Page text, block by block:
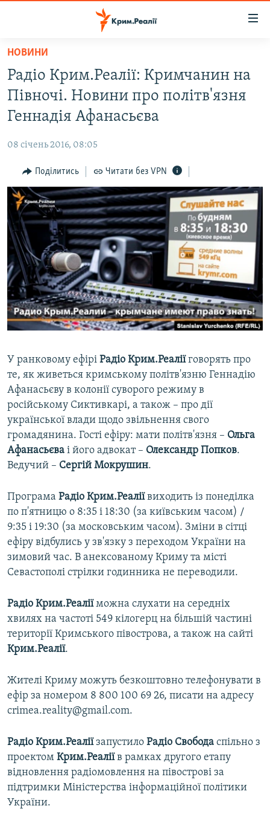
Перейти
основного
матеріалу
Перейти
до
основної
Перейти
до
пошуку
ВОДА.КРИМ
ВІДЕО ТА ФОТО
БЛОГИ
ПОГЛЯД
ІНТЕРВ'Ю
ВСЕ ЗА ДЕНЬ
СПЕЦПРОЕКТИ
ДЕПОРТАЦІЯ
ВІДЕОУРОКИ «ELIFBE»
СВІДЧЕННЯ ОКУПАЦІЇ
УКРАЇНСЬКА ПРОБЛЕМА КРИМУ
ЯК ОБІЙТИ БЛОКУВАННЯ
Русский
Qırımtatar
Усі сайти RFE/RL
НОВИНИ
Радіо Крим.Реалії: Кримчанин на
Півночі. Новини про політв'язня
Геннадія Афанасьєва
08 січень 2016, 08:05
Поділитись Читати без VPN
У ранковому ефірі Радіо Крим.Реаліїговорять про
те, як живеться кримському політв'язню Геннадію
Афанасьєву в колонії суворого режиму в
російському Сиктивкарі, а також – про дії
української влади щодо звільнення свого
громадянина. Гості ефіру: мати політв'язня – Ольга
Афанасьєва і його адвокат – Олександр Попков.
Ведучий – Сергій Мокрушин.
Програма Радіо Крим.Реаліївиходить із понеділка
по п'ятницю о 8:35 і 18:30 (за київським часом) /
9:35 і 19:30 (за московським часом). Зміни в сітці
ефіру відбулись у зв'язку з переходом України на
зимовий час. В анексованому Криму та місті
Севастополі стрілки годинника не переводили.
Радіо Крим.Реаліїможна слухати на середніх
хвилях на частоті 549 кілогерц на більшій частині
території Кримського півострова, а також на сайті
Крим.Реалії.
Жителі Криму можуть безкоштовно телефонувати в
ефір за номером 8 800 100 69 26, писати на адресу
crimea.reality@gmail.com.
Радіо Крим.Реаліїзапустило Радіо Свобода спільно з
проектом Крим.Реаліїв рамках другого етапу
відновлення радіомовлення на півострові за
підтримки Міністерства інформаційної політики
України.